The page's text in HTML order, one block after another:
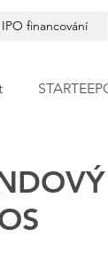
IPO financování